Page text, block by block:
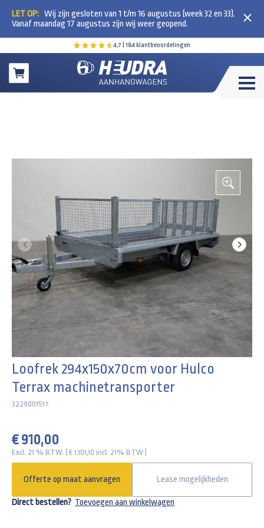
4,7 | 184 klantbeoordelingen
Winkelwagen
LET OP: Wij zijn gesloten van 1 t/m 16 augustus (week 32 en 33).
Vanaf maandag 17 augustus zijn wij weer geopend.
Loofrek 294x150x70cm voor Hulco
Terrax machinetransporter
3229001517
€ 910,00
Excl. 21 % BTW. ( € 1.101,10 incl. 21% BTW )
Offerte op maat aanvragen Lease mogelijkheden
Direct bestellen? Toevoegen aan winkelwagen